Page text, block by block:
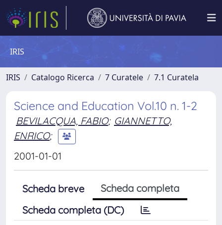
IRIS
IRIS Catalogo Ricerca 7 Curatele 7.1 Curatela
Science and Education Vol.10 n. 1-2
BEVILACQUA, FABIO; GIANNETTO,
ENRICO;
2001-01-01
Scheda breve
Scheda completa
Scheda completa (DC)